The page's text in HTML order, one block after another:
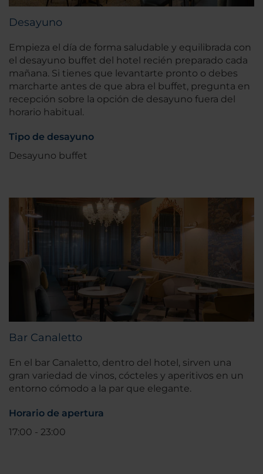
Desayuno
Empieza el día de forma saludable y equilibrada con
el desayuno buffet del hotel recién preparado cada
mañana. Si tienes que levantarte pronto o debes
marcharte antes de que abra el buffet, pregunta en
recepción sobre la opción de desayuno fuera del
horario habitual.
Tipo de desayuno
Desayuno buffet
Bar Canaletto
En el bar Canaletto, dentro del hotel, sirven una
gran variedad de vinos, cócteles y aperitivos en un
entorno cómodo a la par que elegante.
Horario de apertura
17:00 - 23:00